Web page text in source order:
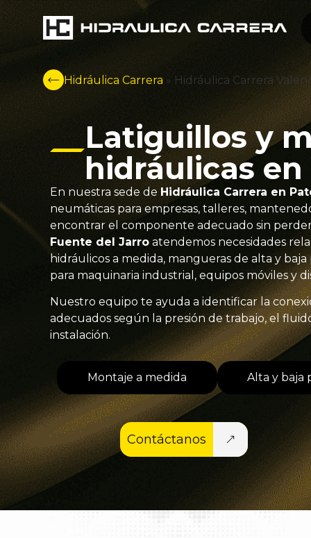
Hidráulica Carrera » Hidráulica Carrera
Latiguillos y
hidráulicas
En nuestra sede de Hidráulica Carrera en
neumáticas para empresas, talleres,
encontrar el componente adecuado sin
Fuente del Jarro atendemos necesidades
hidráulicos a medida, mangueras de alta y
para maquinaria industrial, equipos móviles y
Nuestro equipo te ayuda a identificar la
adecuados según la presión de trabajo, el
instalación.
Montaje a medida Alta y baja
Contáctanos